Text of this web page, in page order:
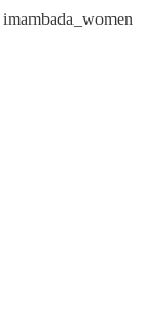
imambada_women